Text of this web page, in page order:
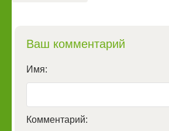
Ваш комментарий
Имя:
Комментарий: